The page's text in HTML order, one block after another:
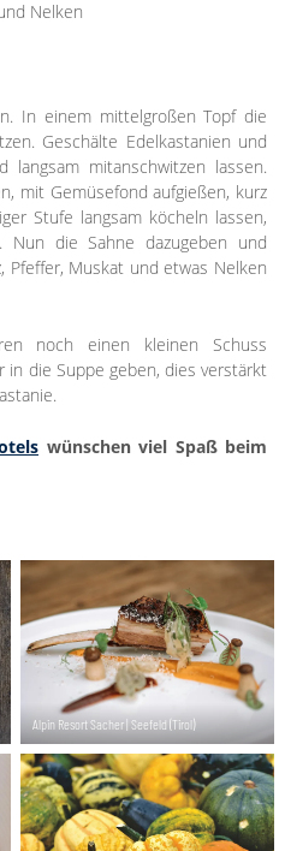
Nelken
In einem mittelgroßen Topf die
Geschälte Edelkastanien und
langsam mitanschwitzen lassen.
mit Gemüsefond aufgießen, kurz
Stufe langsam köcheln lassen,
die Sahne dazugeben und
Pfeffer, Muskat und etwas Nelken
noch einen kleinen Schuss
die Suppe geben, dies verstärkt
wünschen viel Spaß beim
Alpin Resort Sacher | Seefeld (Tirol)